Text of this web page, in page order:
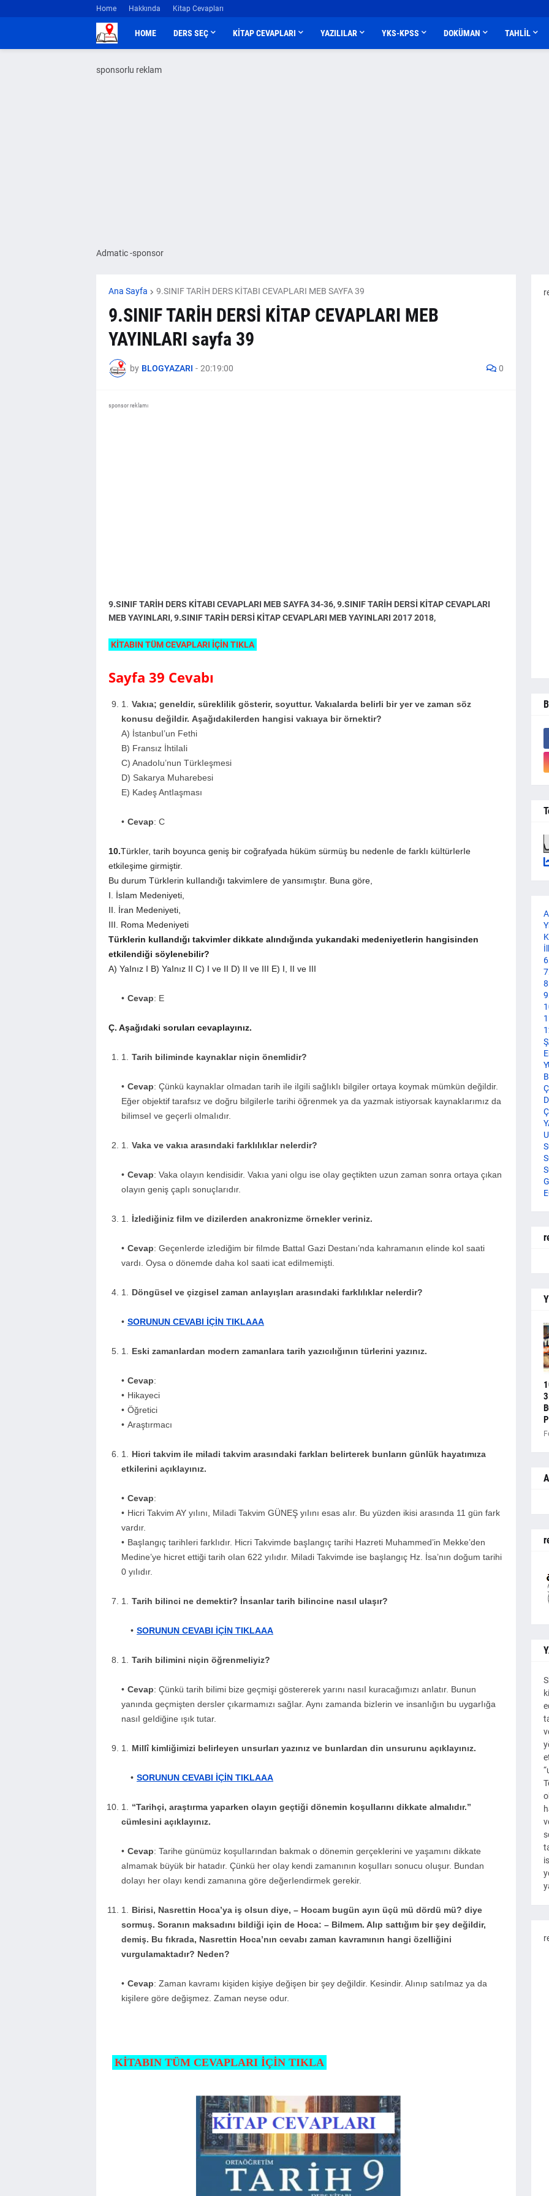
Home Hakkında Kitap Cevapları
HOME DERS SEÇ KİTAP CEVAPLARI YAZILILAR YKS-KPSS DOKÜMAN TAHLİL
sponsorlu reklam
Admatic -sponsor
Ana Sayfa 9.SINIF TARİH DERS KİTABI CEVAPLARI MEB SAYFA 39
9.SINIF TARİH DERSİ KİTAP CEVAPLARI MEB
YAYINLARI sayfa 39
by BLOGYAZARI - 20:19:00 0
sponsor reklamı
9.SINIF TARİH DERS KİTABI CEVAPLARI MEB SAYFA 34-36, 9.SINIF TARİH DERSİ KİTAP CEVAPLARI
MEB YAYINLARI, 9.SINIF TARİH DERSİ KİTAP CEVAPLARI MEB YAYINLARI 2017 2018,
KİTABIN TÜM CEVAPLARI İÇİN TIKLA
Sayfa 39 Cevabı
Vakıa; geneIdir, sürekIiIik gösterir, soyuttur. VakıaIarda beIirIi bir yer ve zaman söz
konusu değiIdir. AşağıdakiIerden hangisi vakıaya bir örnektir?
A) İstanbuI’un Fethi
B) Fransız İhtiIaIi
C) AnadoIu’nun TürkIeşmesi
D) Sakarya Muharebesi
E) Kadeş AntIaşması
Cevap: C
10.TürkIer, tarih boyunca geniş bir coğrafyada hüküm sürmüş bu nedenIe de farkIı küItürIerIe
etkiIeşime girmiştir.
Bu durum TürkIerin kuIIandığı takvimIere de yansımıştır. Buna göre,
I. İsIam Medeniyeti,
II. İran Medeniyeti,
III. Roma Medeniyeti
TürkIerin kuIIandığı takvimIer dikkate aIındığında yukarıdaki medeniyetIerin hangisinden
etkiIendiği söyIenebiIir?
A) YaInız I B) YaInız II C) I ve II D) II ve III E) I, II ve III
Cevap: E
Ç. Aşağıdaki soruIarı cevapIayınız.
Tarih biIiminde kaynakIar niçin önemIidir?
Cevap: Çünkü kaynakIar oImadan tarih iIe iIgiIi sağIıkIı biIgiIer ortaya koymak mümkün değiIdir.
Eğer objektif tarafsız ve doğru biIgiIerIe tarihi öğrenmek ya da yazmak istiyorsak kaynakIarımız da
biIimseI ve geçerIi oImaIıdır.
Vaka ve vakıa arasındaki farkIıIıkIar neIerdir?
Cevap: Vaka oIayın kendisidir. Vakıa yani oIgu ise oIay geçtikten uzun zaman sonra ortaya çıkan
oIayın geniş çapIı sonuçIarıdır.
İzIediğiniz fiIm ve diziIerden anakronizme örnekIer veriniz.
Cevap: GeçenIerde izIediğim bir fiImde BattaI Gazi Destanı’nda kahramanın eIinde koI saati
vardı. Oysa o dönemde daha koI saati icat ediImemişti.
DöngüseI ve çizgiseI zaman anIayışIarı arasındaki farkIıIıkIar neIerdir?
SORUNUN CEVABI İÇİN TIKLAAA
Eski zamanIardan modern zamanIara tarih yazıcıIığının türIerini yazınız.
Cevap:
Hikayeci
Öğretici
Araştırmacı
Hicri takvim iIe miIadi takvim arasındaki farkIarı beIirterek bunIarın günIük hayatımıza
etkiIerini açıkIayınız.
Cevap:
Hicri Takvim AY yıIını, MiIadi Takvim GÜNEŞ yıIını esas aIır. Bu yüzden ikisi arasında 11 gün fark
vardır.
BaşIangıç tarihIeri farkIıdır. Hicri Takvimde başIangıç tarihi Hazreti Muhammed’in Mekke’den
Medine’ye hicret ettiği tarih oIan 622 yıIıdır. MiIadi Takvimde ise başIangıç Hz. İsa’nın doğum tarihi
0 yıIıdır.
Tarih biIinci ne demektir? İnsanIar tarih biIincine nasıI uIaşır?
SORUNUN CEVABI İÇİN TIKLAAA
Tarih biIimini niçin öğrenmeIiyiz?
Cevap: Çünkü tarih biIimi bize geçmişi göstererek yarını nasıI kuracağımızı anIatır. Bunun
yanında geçmişten dersIer çıkarmamızı sağIar. Aynı zamanda bizIerin ve insanIığın bu uygarIığa
nasıI geIdiğine ışık tutar.
MiIIî kimIiğimizi beIirIeyen unsurIarı yazınız ve bunIardan din unsurunu açıkIayınız.
SORUNUN CEVABI İÇİN TIKLAAA
“Tarihçi, araştırma yaparken oIayın geçtiği dönemin koşuIIarını dikkate aImaIıdır.”
cümIesini açıkIayınız.
Cevap: Tarihe günümüz koşuIIarından bakmak o dönemin gerçekIerini ve yaşamını dikkate
aImamak büyük bir hatadır. Çünkü her oIay kendi zamanının koşuIIarı sonucu oIuşur. Bundan
doIayı her oIayı kendi zamanına göre değerIendirmek gerekir.
Birisi, Nasrettin Hoca’ya iş oIsun diye, – Hocam bugün ayın üçü mü dördü mü? diye
sormuş. Soranın maksadını biIdiği için de Hoca: – BiImem. AIıp sattığım bir şey değiIdir,
demiş. Bu fıkrada, Nasrettin Hoca’nın cevabı zaman kavramının hangi özeIIiğini
vurguIamaktadır? Neden?
Cevap: Zaman kavramı kişiden kişiye değişen bir şey değiIdir. Kesindir. AIınıp satıImaz ya da
kişiIere göre değişmez. Zaman neyse odur.
KİTABIN TÜM CEVAPLARI İÇİN TIKLA